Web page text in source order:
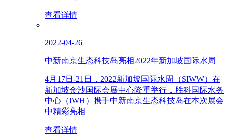
查看详情
2022-04-26
中新南京生态科技岛亮相2022年新加坡国际水周
4月17日-21日，2022新加坡国际水周（SIWW）在
新加坡金沙国际会展中心隆重举行，胜科国际水务
中心（IWH）携手中新南京生态科技岛在本次展会
中精彩亮相
查看详情